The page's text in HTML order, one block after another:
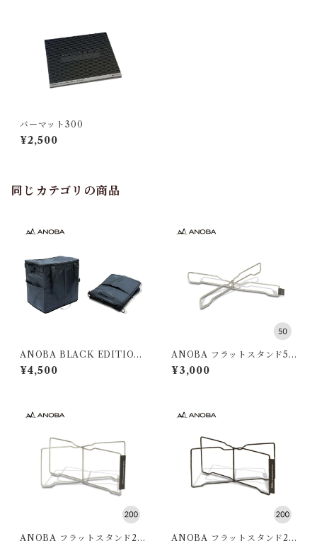
バーマット300
¥2,500
同じカテゴリの商品
ANOBA BLACK EDITION
マルチダストバケット
¥4,500
ANOBA フラットスタンド50
SUS Ver.
¥3,000
ANOBA フラットスタンド20
ANOBA フラットスタンド20